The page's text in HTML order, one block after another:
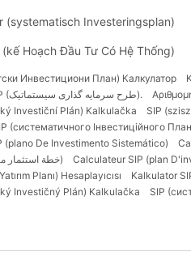
(systematisch Investeringsplan)
(kế Hoạch Đầu Tư Có Hệ Thống)
Инвестициони План) Калкулатор
ماشین حساب SIP (طرح سرمایه گذاری سیستماتیک).
Investiční Plán) Kalkulačka
SIP
(систематичного Інвестиційного
(plano De Investimento Sistemático)
حاسبة SIP (خطة استثمار منهجية)
Calculateur SIP (plan
Planı) Hesaplayıcısı
Kalkulator
Investičný Plán) Kalkulačka
SIP